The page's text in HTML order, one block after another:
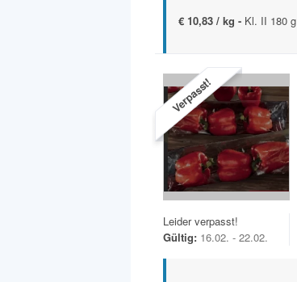
€ 10,83 / kg - Kl. II 180 g
Verpasst!
Leider verpasst!
Gültig: 16.02. - 22.02.